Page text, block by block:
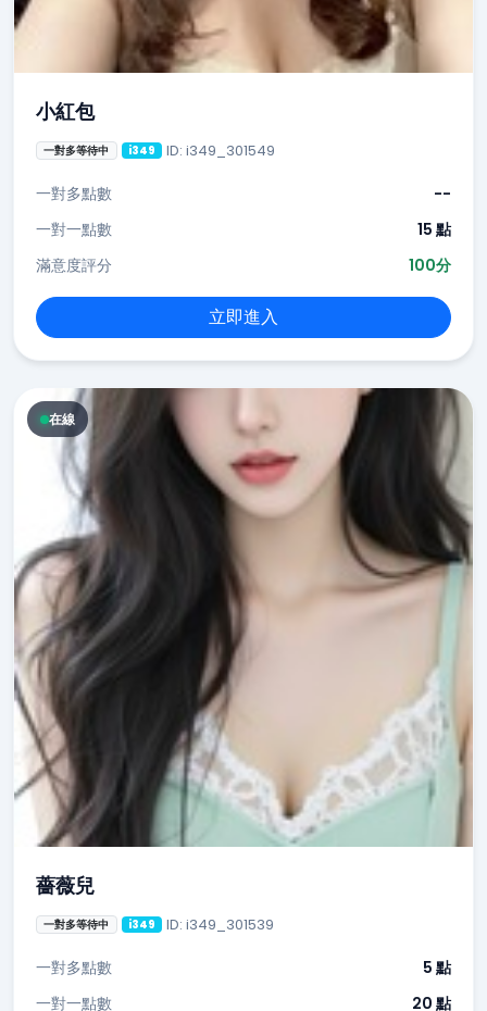
小紅包
一對多等待中 i349 ID: i349_301549
一對多點數
--
一對一點數
15 點
滿意度評分
100分
立即進入
在線
薔薇兒
一對多等待中 i349 ID: i349_301539
一對多點數
5 點
一對一點數
20 點